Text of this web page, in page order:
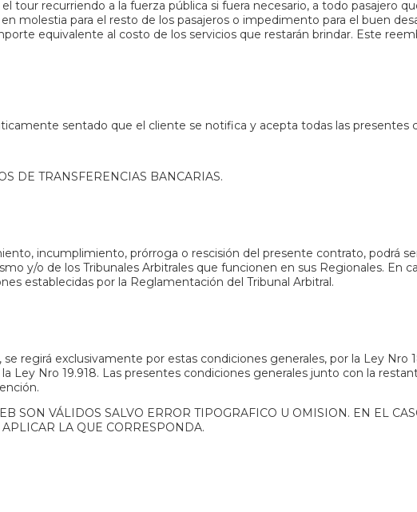
tour recurriendo a la fuerza pública si fuera necesario, a todo pasajero
molestia para el resto de los pasajeros o impedimento para el buen
equivalente al costo de los servicios que restarán brindar. Este
sentado que el cliente se notifica y acepta todas las presentes
DE TRANSFERENCIAS BANCARIAS.
incumplimiento, prórroga o rescisión del presente contrato, podrá
y/o de los Tribunales Arbitrales que funcionen en sus Regionales. En
establecidas por la Reglamentación del Tribunal Arbitral.
regirá exclusivamente por estas condiciones generales, por la Ley Nro
Ley Nro 19.918. Las presentes condiciones generales junto con la
SON VÁLIDOS SALVO ERROR TIPOGRAFICO U OMISION. EN EL
LA QUE CORRESPONDA.